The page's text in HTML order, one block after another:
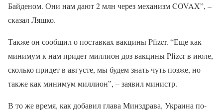
Байденом. Они нам дают 2 млн через механизм COVAX”, –
сказал Ляшко.
Также он сообщил о поставках вакцины Pfizer. “Еще как
минимум к нам придет миллион доз вакцины Pfizer в июле,
сколько придет в августе, мы будем знать чуть позже, но
также как минимум миллион”, – заявил министр.
В то же время, как добавил глава Минздрава, Украина по-